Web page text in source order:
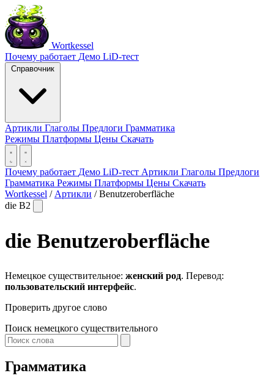
Wortkessel
Почему работает Демо LiD-тест
Справочник
Артикли Глаголы Предлоги Грамматика
Режимы Платформы Цены Скачать
Почему работает Демо LiD-тест Артикли Глаголы Предлоги
Грамматика Режимы Платформы Цены Скачать
Wortkessel / Артикли / Benutzeroberfläche
die B2
die Benutzeroberfläche
Немецкое существительное: женский род. Перевод:
пользовательский интерфейс.
Проверить другое слово
Поиск немецкого существительного
Грамматика